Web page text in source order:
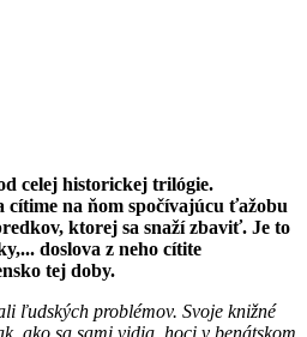
celej historickej trilógie.
cítime na ňom spočívajúcu ťažobu
ktorej sa snaží zbaviť. Je to
doslova z neho cítite
tej doby.
ľudských problémov. Svoje knižné